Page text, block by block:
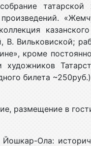
татарской
В. Вильковиской;
кроме
художников
билета ~250руб.)
размещение в
Йошкар-Ола: